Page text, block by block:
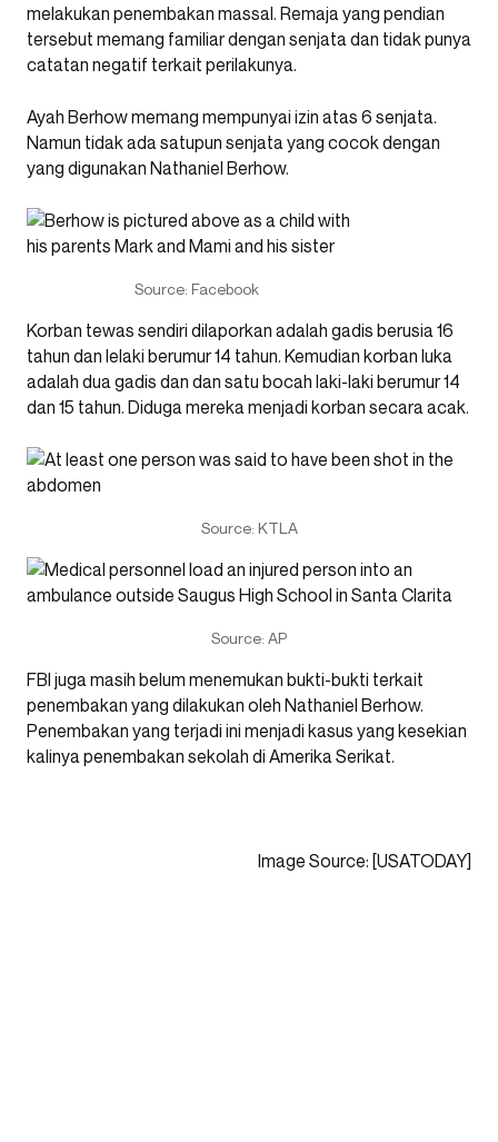
melakukan penembakan massal. Remaja yang pendian
tersebut memang familiar dengan senjata dan tidak punya
catatan negatif terkait perilakunya.
Ayah Berhow memang mempunyai izin atas 6 senjata.
Namun tidak ada satupun senjata yang cocok dengan
yang digunakan Nathaniel Berhow.
Source: Facebook
Korban tewas sendiri dilaporkan adalah gadis berusia 16
tahun dan lelaki berumur 14 tahun. Kemudian korban luka
adalah dua gadis dan dan satu bocah laki-laki berumur 14
dan 15 tahun. Diduga mereka menjadi korban secara acak.
Source: KTLA
Source: AP
FBI juga masih belum menemukan bukti-bukti terkait
penembakan yang dilakukan oleh Nathaniel Berhow.
Penembakan yang terjadi ini menjadi kasus yang kesekian
kalinya penembakan sekolah di Amerika Serikat.
Image Source: [USATODAY]